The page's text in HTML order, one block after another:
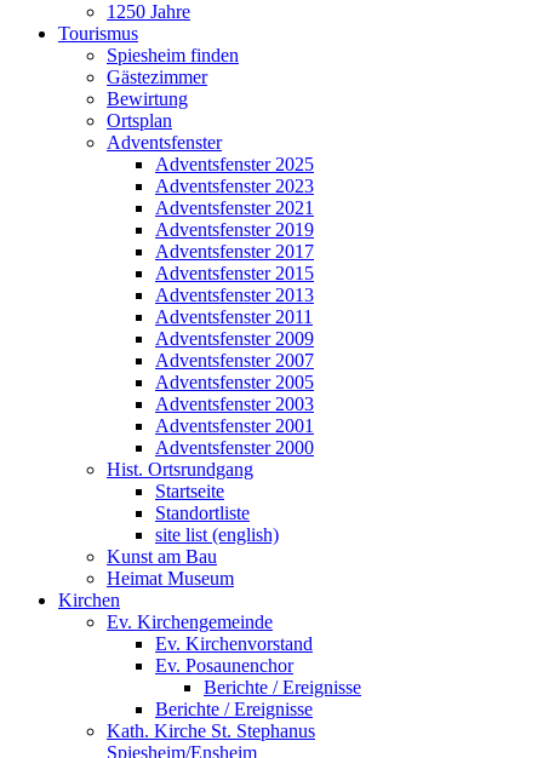
1250 Jahre
Tourismus
Spiesheim finden
Gästezimmer
Bewirtung
Ortsplan
Adventsfenster
Adventsfenster 2025
Adventsfenster 2023
Adventsfenster 2021
Adventsfenster 2019
Adventsfenster 2017
Adventsfenster 2015
Adventsfenster 2013
Adventsfenster 2011
Adventsfenster 2009
Adventsfenster 2007
Adventsfenster 2005
Adventsfenster 2003
Adventsfenster 2001
Adventsfenster 2000
Hist. Ortsrundgang
Startseite
Standortliste
site list (english)
Kunst am Bau
Heimat Museum
Kirchen
Ev. Kirchengemeinde
Ev. Kirchenvorstand
Ev. Posaunenchor
Berichte / Ereignisse
Berichte / Ereignisse
Kath. Kirche St. Stephanus
Spiesheim/Ensheim